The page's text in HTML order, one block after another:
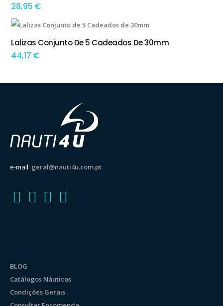
28,95 €
ADICIONAR
Lalizas Conjunto De 5 Cadeados De 30mm
44,17 €
e-mail: geral@nauti4u.com.pt
BLOG
Catálogos Náuticos
Condições Gerais